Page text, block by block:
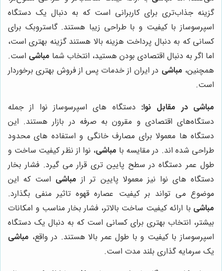
گزینه جذاب‌تری برای کاربرانی است که به دنبال یک دستگاه
اسپرسوساز با کیفیت و با طراحی زیبا هستند. گاستروبک برای
کسانی که به دنبال پرداخت هزینه بالا هستند گزینه بهتری است،
اما اگر به دنبال اقتصادی بودن هستید، انتخاب شما مباشی است.
همچنین، مباشی در ایران از خدمات پس از فروش بهتری برخوردار
است.
مباشی در مقابل نوا: دستگاه های اسپرسوساز نوا از جمله
دستگاه‌های اقتصادی و مقرون به صرفه در بازار هستند. این
دستگاه ها معمولا برای مصارف خانگی و استفاده های محدود
طراحی شده اند. در مقایسه با مباشی، نوا از نظر کیفیت ساخت و
طول عمر دستگاه در سطح پایین تری قرار می گیرد. فشار بخار
دستگاه های نوا نیز معمولا پایین تر از مباشی است که این
موضوع می تواند بر کیفیت عصاره قهوه تاثیر منفی بگذارد.
مباشی با ارائه کیفیت ساخت بالاتر، فشار بخار مناسب و امکانات
بیشتر، انتخاب بهتری برای کسانی است که به دنبال یک دستگاه
اسپرسوساز با کیفیت و با طول عمر بالا هستند. در واقع، مباشی
یک سرمایه گذاری بلند مدت است.